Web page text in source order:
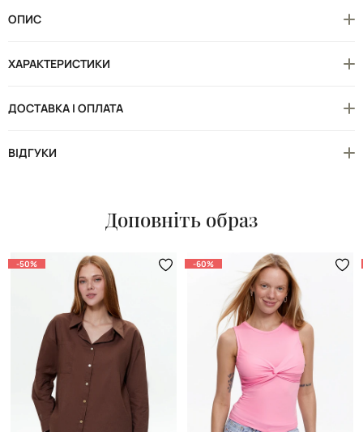
ОПИС
ХАРАКТЕРИСТИКИ
ДОСТАВКА І ОПЛАТА
ВІДГУКИ
Доповніть образ
-50% -60%